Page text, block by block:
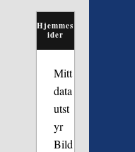
Hjemmes
ider
Mitt
data
utst
yr
Bild